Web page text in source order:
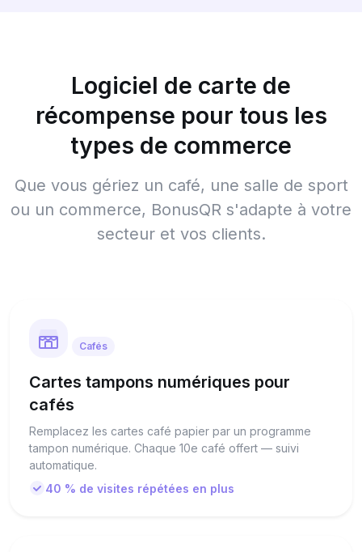
Logiciel de carte de
récompense pour tous les
types de commerce
Que vous gériez un café, une salle de sport
ou un commerce, BonusQR s'adapte à votre
secteur et vos clients.
Cafés
Cartes tampons numériques pour
cafés
Remplacez les cartes café papier par un programme
tampon numérique. Chaque 10e café offert — suivi
automatique.
40 % de visites répétées en plus